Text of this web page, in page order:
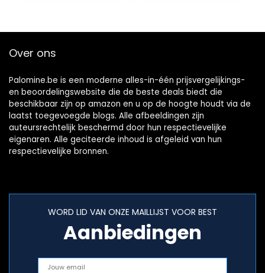
Over ons
Palomine.be is een moderne alles-in-één prijsvergelijkings-
en beoordelingswebsite die de beste deals biedt die
beschikbaar zijn op amazon en u op de hoogte houdt via de
laatst toegevoegde blogs. Alle afbeeldingen zijn
auteursrechtelijk beschermd door hun respectievelijke
eigenaren. Alle geciteerde inhoud is afgeleid van hun
respectievelijke bronnen.
WORD LID VAN ONZE MAILLIJST VOOR BEST
Aanbiedingen